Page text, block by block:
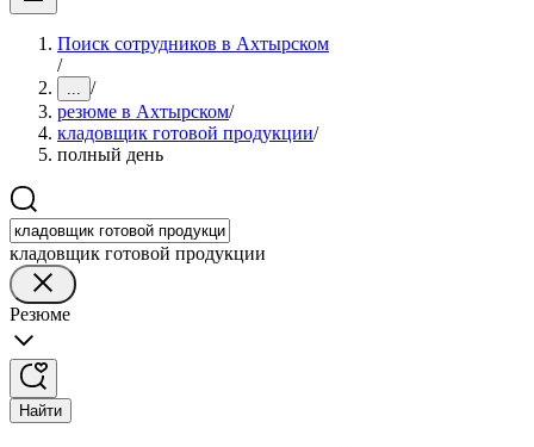
Поиск сотрудников в Ахтырском
/
... /
резюме в Ахтырском/
кладовщик готовой продукции/
полный день
кладовщик готовой продукции
Резюме
Найти